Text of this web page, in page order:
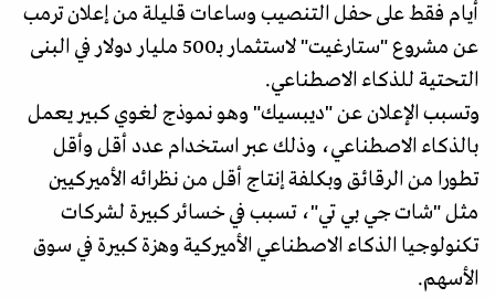
أيام فقط على حفل التنصيب وساعات قليلة من إعلان ترمب
عن مشروع "ستارغيت" لاستثمار بـ500 مليار دولار في البنى
التحتية للذكاء الاصطناعي.
وتسبب الإعلان عن "ديبسيك" وهو نموذج لغوي كبير يعمل
بالذكاء الاصطناعي، وذلك عبر استخدام عدد أقل وأقل
تطورا من الرقائق وبكلفة إنتاج أقل من نظرائه الأميركيين
مثل "شات جي بي تي"، تسبب في خسائر كبيرة لشركات
تكنولوجيا الذكاء الاصطناعي الأميركية وهزة كبيرة في سوق
الأسهم.